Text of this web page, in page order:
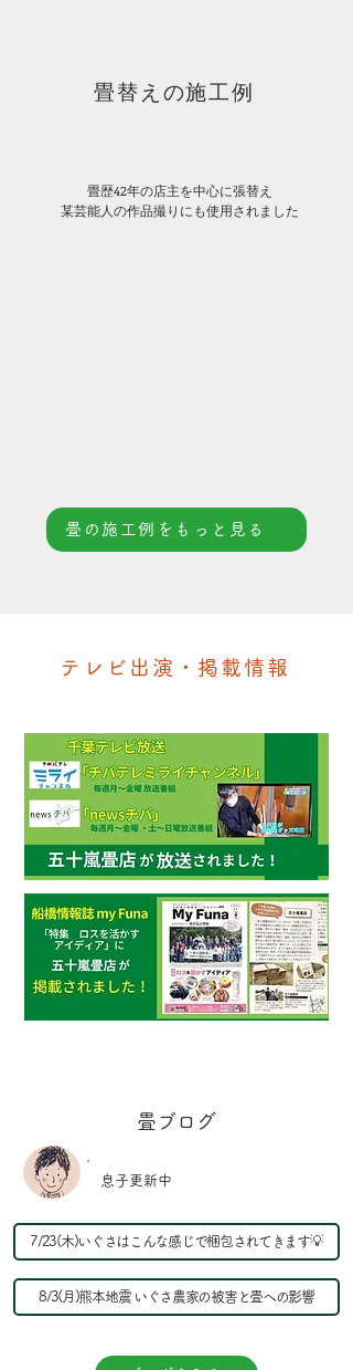
畳替えの施工例
畳歴42年の店主を中心に張替え
​某芸能人の作品撮りにも使用されました
畳の施工例をもっと見る
テレビ出演・掲載情報
​畳ブログ
​​息子更新中
7/23(木)いぐさはこんな感じで梱包されてきます💡
8/3(月)熊本地震 いぐさ農家の被害と畳への影響